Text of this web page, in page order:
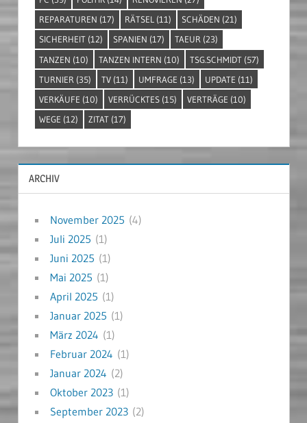
REPARATUREN (17) RÄTSEL (11) SCHÄDEN (21)
SICHERHEIT (12) SPANIEN (17) TAEUR (23)
TANZEN (10) TANZEN INTERN (10) TSG.SCHMIDT (57)
TURNIER (35) TV (11) UMFRAGE (13) UPDATE (11)
VERKÄUFE (10) VERRÜCKTES (15) VERTRÄGE (10)
WEGE (12) ZITAT (17)
ARCHIV
November 2025 (4)
Juli 2025 (1)
Juni 2025 (1)
Mai 2025 (1)
April 2025 (1)
Januar 2025 (1)
März 2024 (1)
Februar 2024 (1)
Januar 2024 (2)
Oktober 2023(1)
September 2023(2)